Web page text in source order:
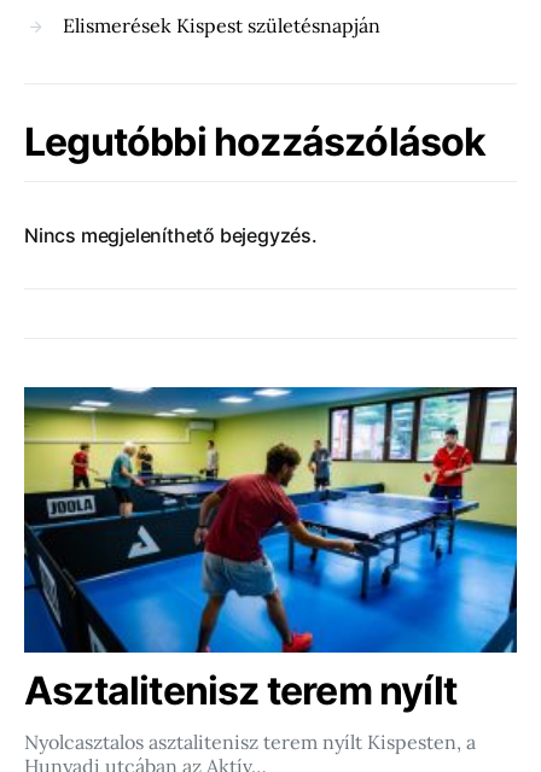
Elismerések Kispest születésnapján
Legutóbbi hozzászólások
Nincs megjeleníthető bejegyzés.
Asztalitenisz terem nyílt
Nyolcasztalos asztalitenisz terem nyílt Kispesten, a
Hunyadi utcában az Aktív…